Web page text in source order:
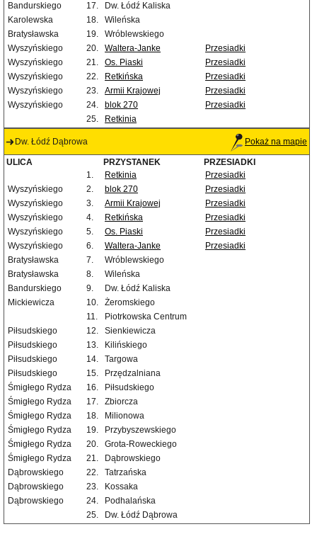
Bandurskiego
17.
Dw. Łódź Kaliska
Karolewska
18.
Wileńska
Bratysławska
19.
Wróblewskiego
Wyszyńskiego
20. Waltera-Janke
Przesiadki
Wyszyńskiego
21. Os. Piaski
Przesiadki
Wyszyńskiego
22. Retkińska
Przesiadki
Wyszyńskiego
23. Armii Krajowej
Przesiadki
Wyszyńskiego
24. blok 270
Przesiadki
25.
Retkinia
Dw. Łódź Dąbrowa Pokaż na mapie
ULICA PRZYSTANEK
PRZESIADKI
1.
Retkinia
Przesiadki
Wyszyńskiego
2. blok 270
Przesiadki
Wyszyńskiego
3. Armii Krajowej
Przesiadki
Wyszyńskiego
4. Retkińska
Przesiadki
Wyszyńskiego
5. Os. Piaski
Przesiadki
Wyszyńskiego
6. Waltera-Janke
Przesiadki
Bratysławska
7.
Wróblewskiego
Bratysławska
8.
Wileńska
Bandurskiego
9.
Dw. Łódź Kaliska
Mickiewicza
10.
Żeromskiego
11.
Piotrkowska Centrum
Piłsudskiego
12.
Sienkiewicza
Piłsudskiego
13.
Kilińskiego
Piłsudskiego
14.
Targowa
Piłsudskiego
15.
Przędzalniana
Śmigłego Rydza
16.
Piłsudskiego
Śmigłego Rydza
17.
Zbiorcza
Śmigłego Rydza
18.
Milionowa
Śmigłego Rydza
19.
Przybyszewskiego
Śmigłego Rydza
20.
Grota-Roweckiego
Śmigłego Rydza
21.
Dąbrowskiego
Dąbrowskiego
22.
Tatrzańska
Dąbrowskiego
23.
Kossaka
Dąbrowskiego
24.
Podhalańska
25.
Dw. Łódź Dąbrowa